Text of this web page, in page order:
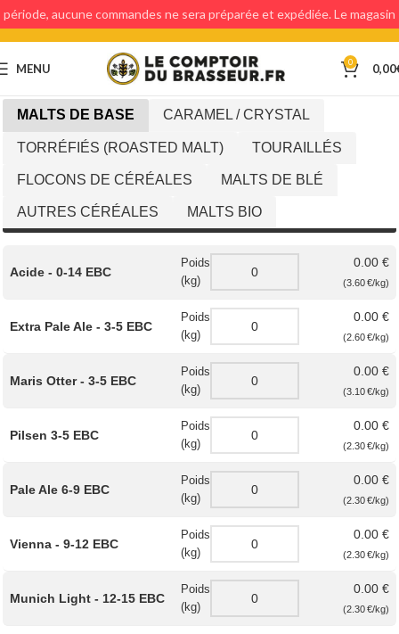
MENU 0 0,00
MALTS DE BASE CARAMEL / CRYSTAL
TORRÉFIÉS (ROASTED MALT) TOURAILLÉS
FLOCONS DE CÉRÉALES MALTS DE BLÉ
AUTRES CÉRÉALES MALTS BIO
Acide - 0-14 EBC
Poids
(kg)
0.00 €
(3.60 €/kg)
Extra Pale Ale - 3-5 EBC
Poids
(kg)
0.00 €
(2.60 €/kg)
Maris Otter - 3-5 EBC
Poids
(kg)
0.00 €
(3.10 €/kg)
Pilsen 3-5 EBC
Poids
(kg)
0.00 €
(2.30 €/kg)
Pale Ale 6-9 EBC
Poids
(kg)
0.00 €
(2.30 €/kg)
Vienna - 9-12 EBC
Poids
(kg)
0.00 €
(2.30 €/kg)
Munich Light - 12-15 EBC
Poids
(kg)
0.00 €
(2.30 €/kg)
période, aucune commandes ne sera préparée et expédiée. Le magasin
étant fermé, aucun retraits en magasin ne sera possible.